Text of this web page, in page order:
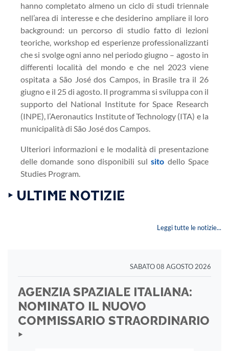
hanno completato almeno un ciclo di studi triennale
nell’area di interesse e che desiderino ampliare il loro
background: un percorso di studio fatto di lezioni
teoriche, workshop ed esperienze professionalizzanti
che si svolge ogni anno nel periodo giugno – agosto in
differenti località del mondo e che nel 2023 viene
ospitata a São José dos Campos, in Brasile tra il 26
giugno e il 25 di agosto. Il programma si sviluppa con il
supporto del National Institute for Space Research
(INPE), l’Aeronautics Institute of Technology (ITA) e la
municipalità di São José dos Campos.
Ulteriori informazioni e le modalità di presentazione
delle domande sono disponibili sul sito dello Space
Studies Program.
‣ ULTIME NOTIZIE
Leggi tutte le notizie...
SABATO 08 AGOSTO 2026
AGENZIA SPAZIALE ITALIANA:
NOMINATO IL NUOVO
COMMISSARIO STRAORDINARIO
‣